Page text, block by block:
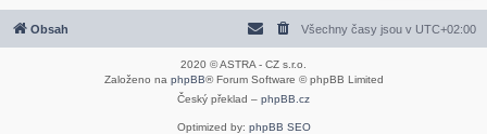
Obsah Všechny časy jsou v UTC+02:00
2020 © ASTRA - CZ s.r.o.
Založeno na phpBB® Forum Software © phpBB Limited
Český překlad – phpBB.cz
Optimized by: phpBB SEO